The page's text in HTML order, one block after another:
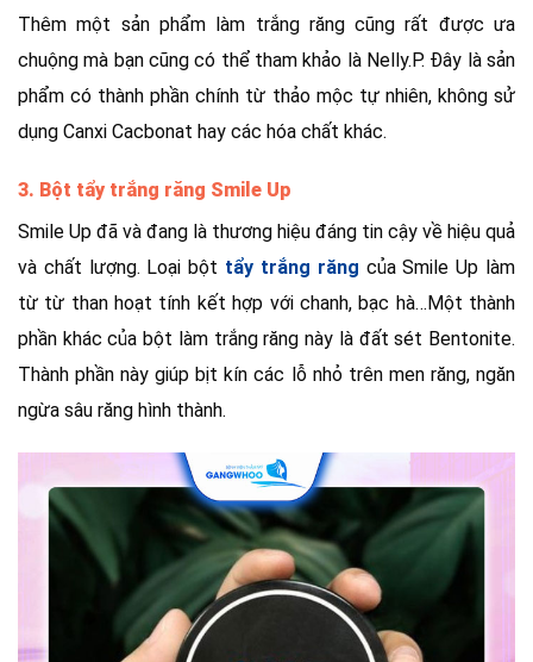
Thêm một sản phẩm làm trắng răng cũng rất được ưa
chuộng mà bạn cũng có thể tham khảo là Nelly.P. Đây là sản
phẩm có thành phần chính từ thảo mộc tự nhiên, không sử
dụng Canxi Cacbonat hay các hóa chất khác.
3. Bột tẩy trắng răng Smile Up
Smile Up đã và đang là thương hiệu đáng tin cậy về hiệu quả
và chất lượng. Loại bột tẩy trắng răng của Smile Up làm
từ từ than hoạt tính kết hợp với chanh, bạc hà…Một thành
phần khác của bột làm trắng răng này là đất sét Bentonite.
Thành phần này giúp bịt kín các lỗ nhỏ trên men răng, ngăn
ngừa sâu răng hình thành.